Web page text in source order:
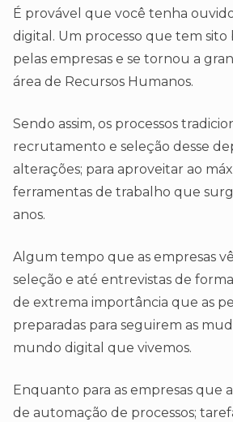
É provável que você tenha
digital. Um processo que tem sito
pelas empresas e se tornou a
área de Recursos Humanos.
Sendo assim, os processos
recrutamento e seleção desse
alterações; para aproveitar ao
ferramentas de trabalho que
anos.
Algum tempo que as empresas
seleção e até entrevistas de
de extrema importância que as
preparadas para seguirem as
mundo digital que vivemos.
Enquanto para as empresas que
de automação de processos;